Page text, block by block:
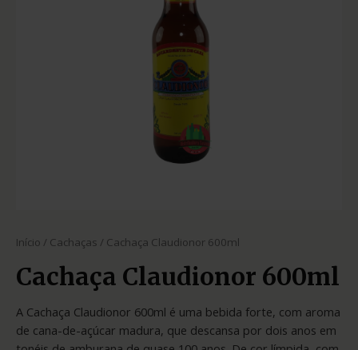
Início / Cachaças / Cachaça Claudionor 600ml
Cachaça Claudionor 600ml
A Cachaça Claudionor 600ml é uma bebida forte, com aroma
de cana-de-açúcar madura, que descansa por dois anos em